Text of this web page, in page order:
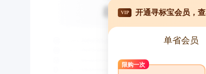
VIP 开通寻标宝会员，
单省会员
限购一次